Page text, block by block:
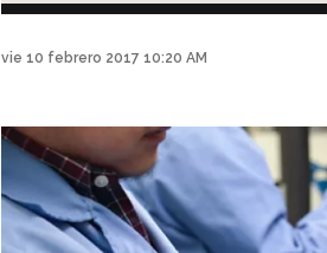
vie 10 febrero 2017 10:20 AM